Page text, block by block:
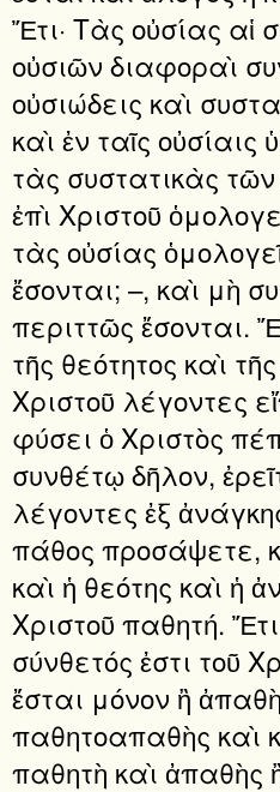
Ἔτι· Τὰς οὐσίας αἱ
οὐσιῶν διαφοραὶ
οὐσιώδεις καὶ
καὶ ἐν ταῖς οὐσίαις
τὰς συστατικὰς
ἐπὶ Χριστοῦ
τὰς οὐσίας
ἔσονται; –, καὶ μὴ
περιττῶς ἔσονται.
τῆς θεότητος καὶ
Χριστοῦ λέγοντες
φύσει ὁ Χριστὸς
συνθέτῳ δῆλον,
λέγοντες ἐξ
πάθος προσάψετε,
καὶ ἡ θεότης καὶ ἡ
Χριστοῦ παθητή.
σύνθετός ἐστι τοῦ
ἔσται μόνον ἢ
παθητοαπαθὴς καὶ
παθητὴ καὶ ἀπαθὴς